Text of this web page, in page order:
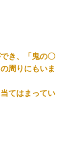
き、「鬼の〇
周りにもいま
てはまってい